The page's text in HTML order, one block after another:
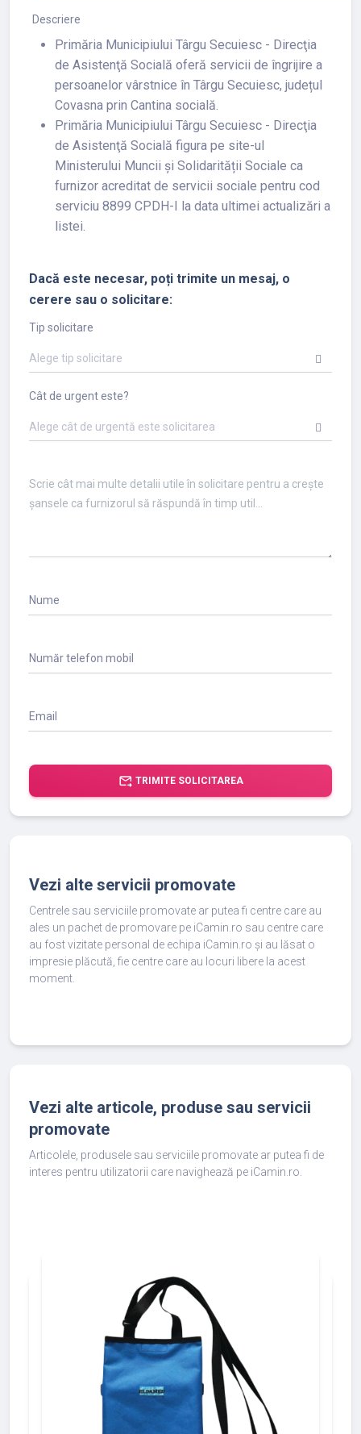
Descriere
Primăria Municipiului Târgu Secuiesc - Direcţia
de Asistenţă Socială oferă servicii de îngrijire a
persoanelor vârstnice în Târgu Secuiesc, județul
Covasna prin Cantina socială.
Primăria Municipiului Târgu Secuiesc - Direcţia
de Asistenţă Socială figura pe site-ul
Ministerului Muncii și Solidarității Sociale ca
furnizor acreditat de servicii sociale pentru cod
serviciu 8899 CPDH-I la data ultimei actualizări a
listei.
Dacă este necesar, poți trimite un mesaj, o
cerere sau o solicitare:
Tip solicitare
Alege tip solicitare
Cât de urgent este?
Alege cât de urgentă este solicitarea
Nume
Număr telefon mobil
Email
forward_to_inbox TRIMITE SOLICITAREA
Vezi alte servicii promovate
Centrele sau serviciile promovate ar putea fi centre care au
ales un pachet de promovare pe iCamin.ro sau centre care
au fost vizitate personal de echipa iCamin.ro și au lăsat o
impresie plăcută, fie centre care au locuri libere la acest
moment.
Vezi alte articole, produse sau servicii
promovate
Articolele, produsele sau serviciile promovate ar putea fi de
interes pentru utilizatorii care navighează pe iCamin.ro.